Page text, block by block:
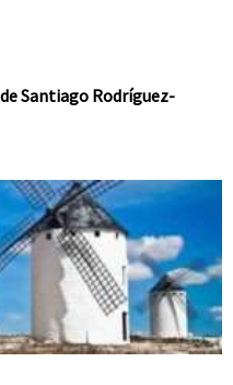
Santiago Rodríguez-